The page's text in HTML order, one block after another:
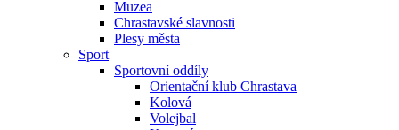
Muzea
Chrastavské slavnosti
Plesy města
Sport
Sportovní oddíly
Orientační klub Chrastava
Kolová
Volejbal